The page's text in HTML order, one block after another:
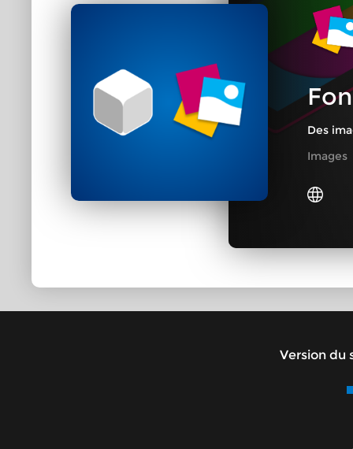
Des
Images
Version du